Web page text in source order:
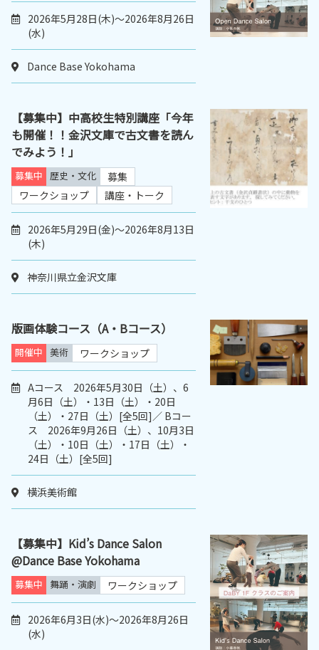
2026年5月28日(木)～2026年8月26日
(水)
Dance Base Yokohama
【募集中】中高校生特別講座「今年
も開催！！金沢文庫で古文書を読ん
でみよう！」
募集中 歴史・文化
募集
ワークショップ
講座・トーク
2026年5月29日(金)～2026年8月13日
(木)
神奈川県立金沢文庫
版画体験コース（A・Bコース）
開催中 美術 ワークショップ
Aコース 2026年5月30日（土）、6
月6日（土）・13日（土）・20日
（土）・27日（土）[全5回]／ Bコー
ス 2026年9月26日（土）、10月3日
（土）・10日（土）・17日（土）・
24日（土）[全5回]
横浜美術館
【募集中】Kid’s Dance Salon
@Dance Base Yokohama
募集中 舞踊・演劇 ワークショップ
2026年6月3日(水)～2026年8月26日
(水)